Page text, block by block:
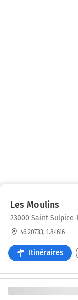
Les Moulins
23000 Saint-
46.20733, 1.84616
Itinéraires